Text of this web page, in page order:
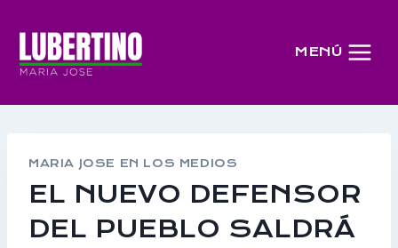
contenido
MENÚ
MARIA JOSE EN LOS MEDIOS
EL NUEVO DEFENSOR
DEL PUEBLO SALDRÁ